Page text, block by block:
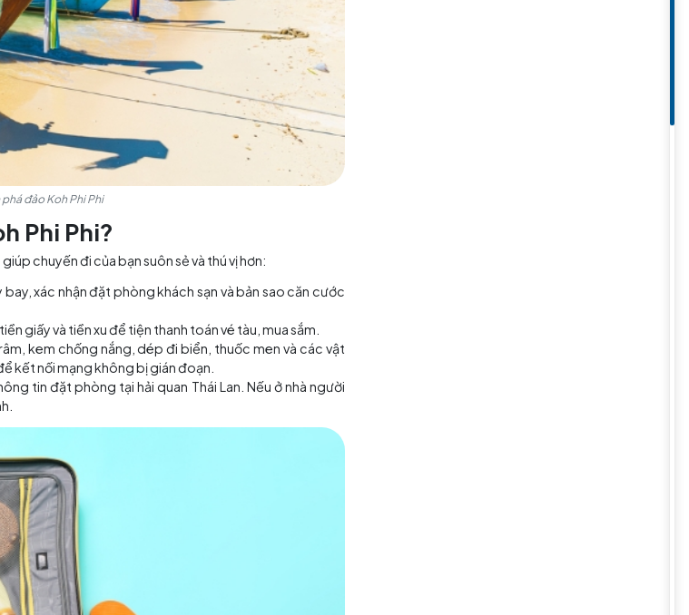
nhất để khám phá đảo Koh Phi Phi
Koh Phi Phi?
đầy đủ sẽ giúp chuyến đi của bạn suôn sẻ và thú vị hơn: